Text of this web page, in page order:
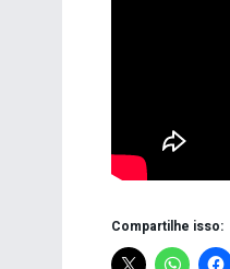
Compartilhe isso: